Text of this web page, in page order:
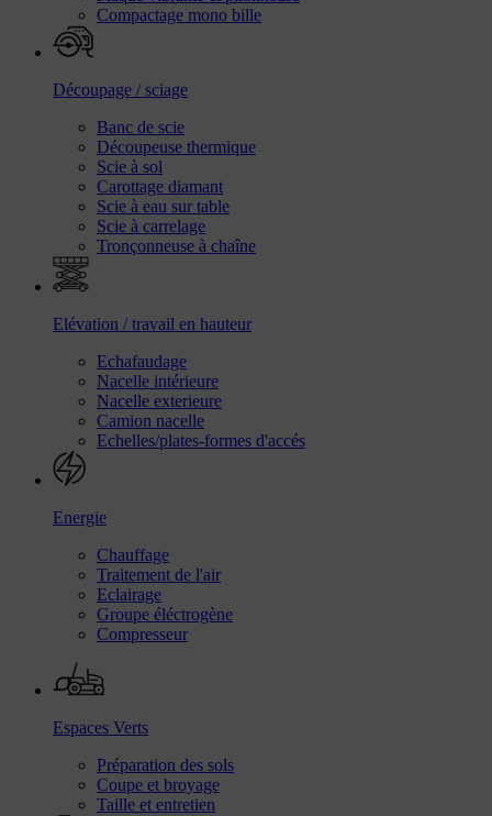
Compactage mono bille
Découpage / sciage
Banc de scie
Découpeuse thermique
Scie à sol
Carottage diamant
Scie à eau sur table
Scie à carrelage
Tronçonneuse à chaîne
Elévation / travail en hauteur
Echafaudage
Nacelle intérieure
Nacelle exterieure
Camion nacelle
Echelles/plates-formes d'accés
Energie
Chauffage
Traitement de l'air
Eclairage
Groupe éléctrogène
Compresseur
Espaces Verts
Préparation des sols
Coupe et broyage
Taille et entretien